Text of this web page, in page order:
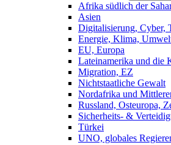
Afrika südlich der
Asien
Digitalisierung, Cyber,
Energie, Klima,
EU, Europa
Lateinamerika und die
Migration, EZ
Nichtstaatliche Gewalt
Nordafrika und
Russland, Osteuropa,
Sicherheits- &
Türkei
UNO, globales